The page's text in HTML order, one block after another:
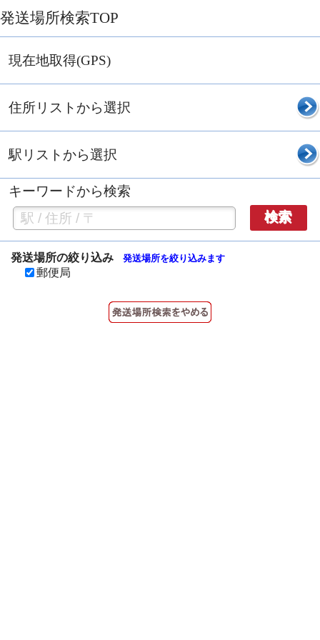
発送場所検索TOP
現在地取得(GPS)
住所リストから選択
駅リストから選択
キーワードから検索
検索
発送場所の絞り込み 発送場所を絞り込みます
郵便局